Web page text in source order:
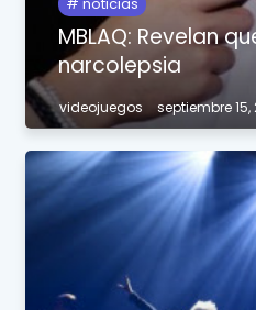
MBLAQ: Revelan
narcolepsia
videojuegos septiembre 15,